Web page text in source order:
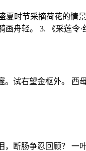
时节采摘荷花的情
舟轻。 3. 《采莲令
试右望金枢外。 西
断肠争忍回顾？ 一